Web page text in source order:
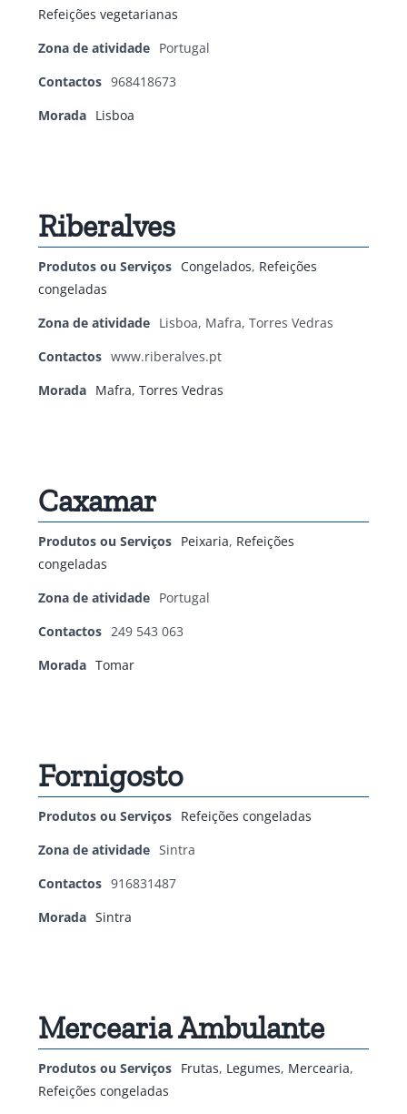
Refeições vegetarianas
Zona de atividade Portugal
Contactos 968418673
Morada Lisboa
Riberalves
Produtos ou Serviços Congelados, Refeições
congeladas
Zona de atividade Lisboa, Mafra, Torres Vedras
Contactos www.riberalves.pt
Morada Mafra, Torres Vedras
Caxamar
Produtos ou Serviços Peixaria, Refeições
congeladas
Zona de atividade Portugal
Contactos 249 543 063
Morada Tomar
Fornigosto
Produtos ou Serviços Refeições congeladas
Zona de atividade Sintra
Contactos 916831487
Morada Sintra
Mercearia Ambulante
Produtos ou Serviços Frutas, Legumes, Mercearia,
Refeições congeladas